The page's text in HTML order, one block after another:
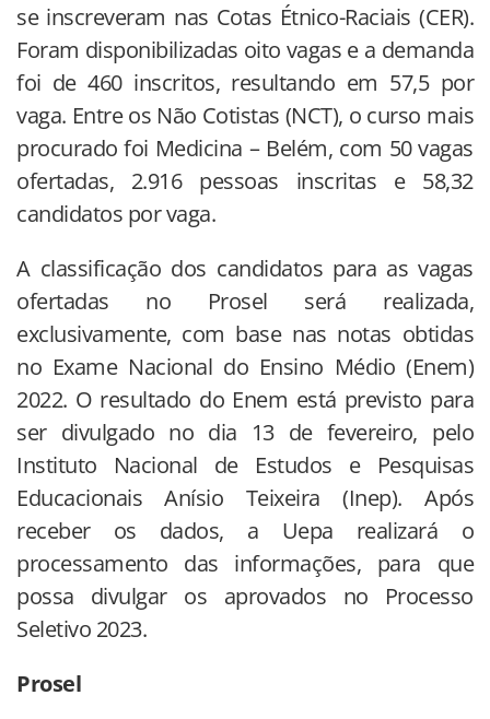
se inscreveram nas Cotas Étnico-Raciais (CER).
Foram disponibilizadas oito vagas e a demanda
foi de 460 inscritos, resultando em 57,5 por
vaga. Entre os Não Cotistas (NCT), o curso mais
procurado foi Medicina – Belém, com 50 vagas
ofertadas, 2.916 pessoas inscritas e 58,32
candidatos por vaga.
A classificação dos candidatos para as vagas
ofertadas no Prosel será realizada,
exclusivamente, com base nas notas obtidas
no Exame Nacional do Ensino Médio (Enem)
2022. O resultado do Enem está previsto para
ser divulgado no dia 13 de fevereiro, pelo
Instituto Nacional de Estudos e Pesquisas
Educacionais Anísio Teixeira (Inep). Após
receber os dados, a Uepa realizará o
processamento das informações, para que
possa divulgar os aprovados no Processo
Seletivo 2023.
Prosel